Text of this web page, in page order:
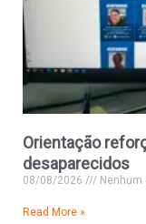
Orientação
desaparecidos
08/08/2026
Read More »